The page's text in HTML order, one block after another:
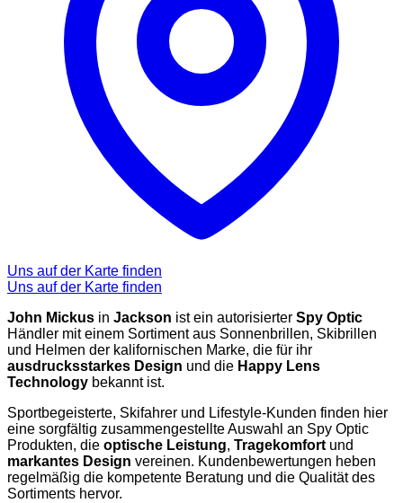
Uns auf der Karte finden
Uns auf der Karte finden
John Mickus in Jackson ist ein autorisierter Spy Optic
Händler mit einem Sortiment aus Sonnenbrillen, Skibrillen
und Helmen der kalifornischen Marke, die für ihr
ausdrucksstarkes Design und die Happy Lens
Technology bekannt ist.
Sportbegeisterte, Skifahrer und Lifestyle-Kunden finden hier
eine sorgfältig zusammengestellte Auswahl an Spy Optic
Produkten, die optische Leistung, Tragekomfortund
markantes Design vereinen. Kundenbewertungen heben
regelmäßig die kompetente Beratung und die Qualität des
Sortiments hervor.